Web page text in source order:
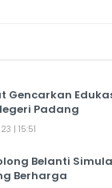
Gencarkan
Padang
| 15:51
Belanti
Berharga